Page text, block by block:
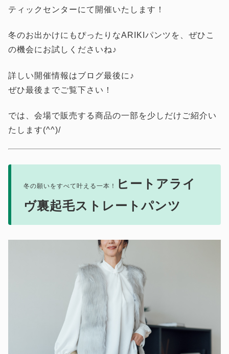
ティックセンターにて開催いたします！
冬のお出かけにもぴったりなARIKIパンツを、ぜひこ
の機会にお試しくださいね♪
詳しい開催情報はブログ最後に♪
ぜひ最後までご覧下さい！
では、会場で販売する商品の一部を少しだけご紹介い
たします(^^)/
冬の願いをすべて叶える一本！
ヒートアライ
ヴ裏起毛ストレートパンツ